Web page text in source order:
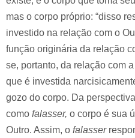
mas o corpo próprio: “disso
investido na relação com o
função originária da relação
se, portanto, da relação com
que é investida
gozo do corpo. Da
como falasser, o corpo é sua
Outro. Assim, o falasser